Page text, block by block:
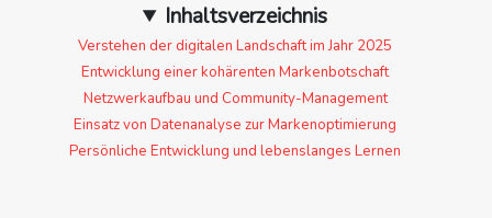
Inhaltsverzeichnis
Verstehen der digitalen Landschaft im Jahr 2025
Entwicklung einer kohärenten Markenbotschaft
Netzwerkaufbau und Community-Management
Einsatz von Datenanalyse zur Markenoptimierung
Persönliche Entwicklung und lebenslanges Lernen